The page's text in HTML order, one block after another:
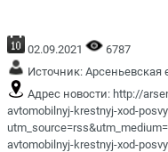
02.09.2021
6787
Источник: Арсеньевская
Адрес новости: http://
avtomobilnyj-krestnyj-xod-
avtomobilnyj-krestnyj-xod-